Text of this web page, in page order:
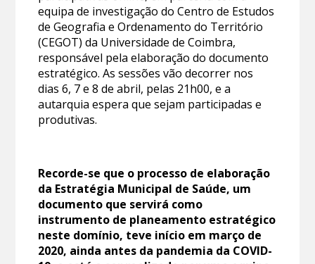
equipa de investigação do Centro de Estudos
de Geografia e Ordenamento do Território
(CEGOT) da Universidade de Coimbra,
responsável pela elaboração do documento
estratégico. As sessões vão decorrer nos
dias 6, 7 e 8 de abril, pelas 21h00, e a
autarquia espera que sejam participadas e
produtivas.
Recorde-se que o processo de elaboração
da Estratégia Municipal de Saúde, um
documento que servirá como
instrumento de planeamento estratégico
neste domínio, teve início em março de
2020, ainda antes da pandemia da COVID-